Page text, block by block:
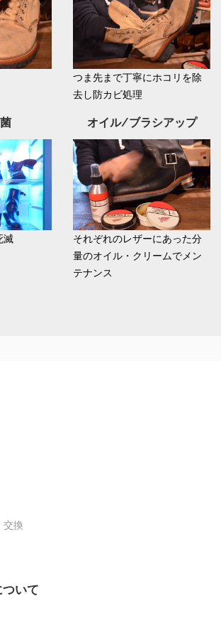
つま先まで丁寧にホコリを除
去し防カビ処理
滅
オイル/ブラシアップ
それぞれのレザーにあった分
量のオイル・クリームでメン
テナンス
交換
ついて